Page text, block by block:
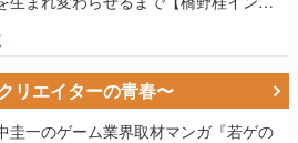
リエイターの青春〜
圭一のゲーム業界取材マンガ『若ゲの